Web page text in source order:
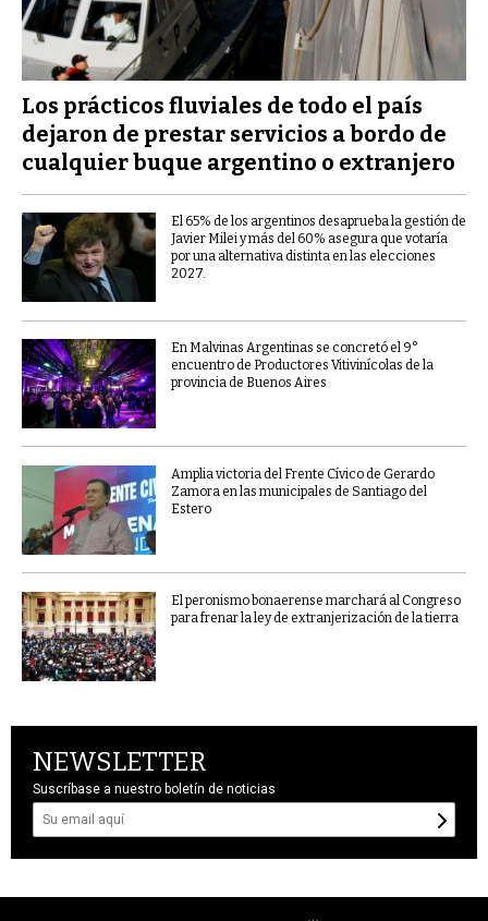
Los prácticos fluviales de todo el país
dejaron de prestar servicios a bordo de
cualquier buque argentino o extranjero
El 65% de los argentinos desaprueba la gestión de
Javier Milei y más del 60% asegura que votaría
por una alternativa distinta en las elecciones
2027.
En Malvinas Argentinas se concretó el 9°
encuentro de Productores Vitivinícolas de la
provincia de Buenos Aires
Amplia victoria del Frente Cívico de Gerardo
Zamora en las municipales de Santiago del
Estero
El peronismo bonaerense marchará al Congreso
para frenar la ley de extranjerización de la tierra
NEWSLETTER
Suscríbase a nuestro boletín de noticias